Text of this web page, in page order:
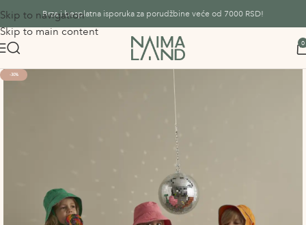
Skip to navigation
Skip to main content
Brza i besplatna isporuka za porudžbine veće od 7000 RSD!
0
-30%